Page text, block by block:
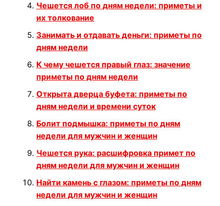
Чешется лоб по дням недели: приметы и
их толкование
Занимать и отдавать деньги: приметы по
дням недели
К чему чешется правый глаз: значение
приметы по дням недели
Открыта дверца буфета: приметы по
дням недели и времени суток
Болит подмышка: приметы по дням
недели для мужчин и женщин
Чешется рука: расшифровка примет по
дням недели для мужчин и женщин
Найти камень с глазом: приметы по дням
недели для мужчин и женщин